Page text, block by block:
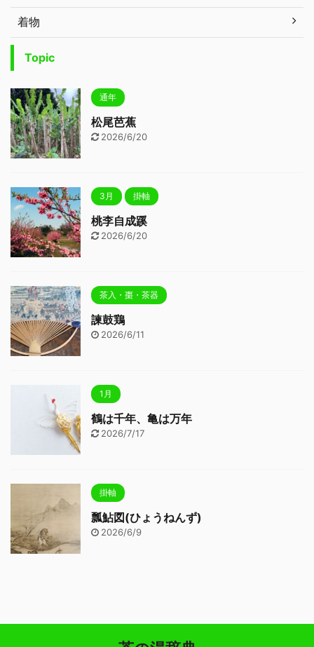
着物
Topic
通年
松尾芭蕉
2026/6/20
3月 掛軸
桃李自成蹊
2026/6/20
茶入・棗・茶器
諫鼓鶏
2026/6/11
1月
鶴は千年、亀は万年
2026/7/17
掛軸
瓢鮎図(ひょうねんず)
2026/6/9